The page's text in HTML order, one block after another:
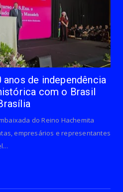
de independência
com o Brasil
do Reino Hachemita
empresários e representantes